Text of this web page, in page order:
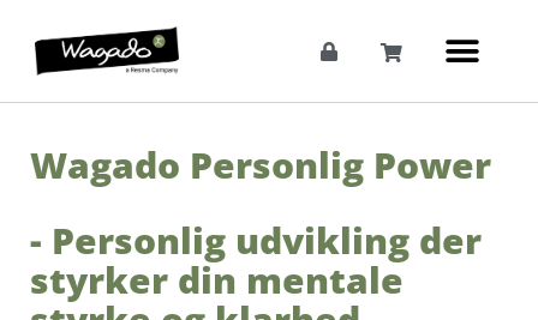
Wagado Personlig Power
- Personlig udvikling der
styrker din mentale